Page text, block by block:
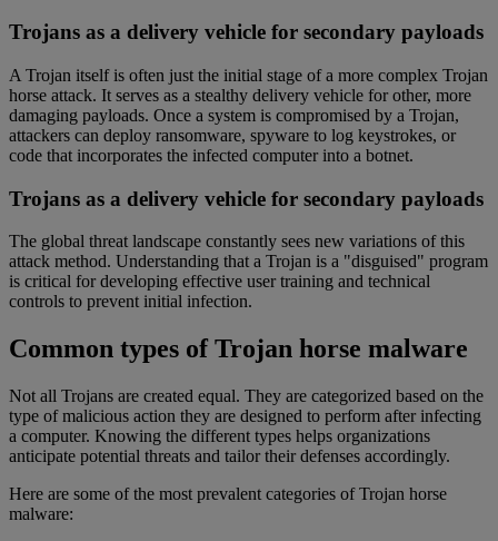
Trojans as a delivery vehicle for secondary payloads
A Trojan itself is often just the initial stage of a more complex Trojan
horse attack. It serves as a stealthy delivery vehicle for other, more
damaging payloads. Once a system is compromised by a Trojan,
attackers can deploy ransomware, spyware to log keystrokes, or
code that incorporates the infected computer into a botnet.
Trojans as a delivery vehicle for secondary payloads
The global threat landscape constantly sees new variations of this
attack method. Understanding that a Trojan is a "disguised" program
is critical for developing effective user training and technical
controls to prevent initial infection.
Common types of Trojan horse malware
Not all Trojans are created equal. They are categorized based on the
type of malicious action they are designed to perform after infecting
a computer. Knowing the different types helps organizations
anticipate potential threats and tailor their defenses accordingly.
Here are some of the most prevalent categories of Trojan horse
malware: